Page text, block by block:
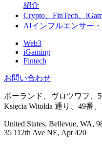
紹介
Crypto、FinTech、
AIインフルエンサー
Web3
iGaming
Fintech
お問い合わせ
ポーランド、ヴロツワフ、
Księcia Witolda 通り、49番
United States, Bellevue, WA,
35 112th Ave NE, Apt 420